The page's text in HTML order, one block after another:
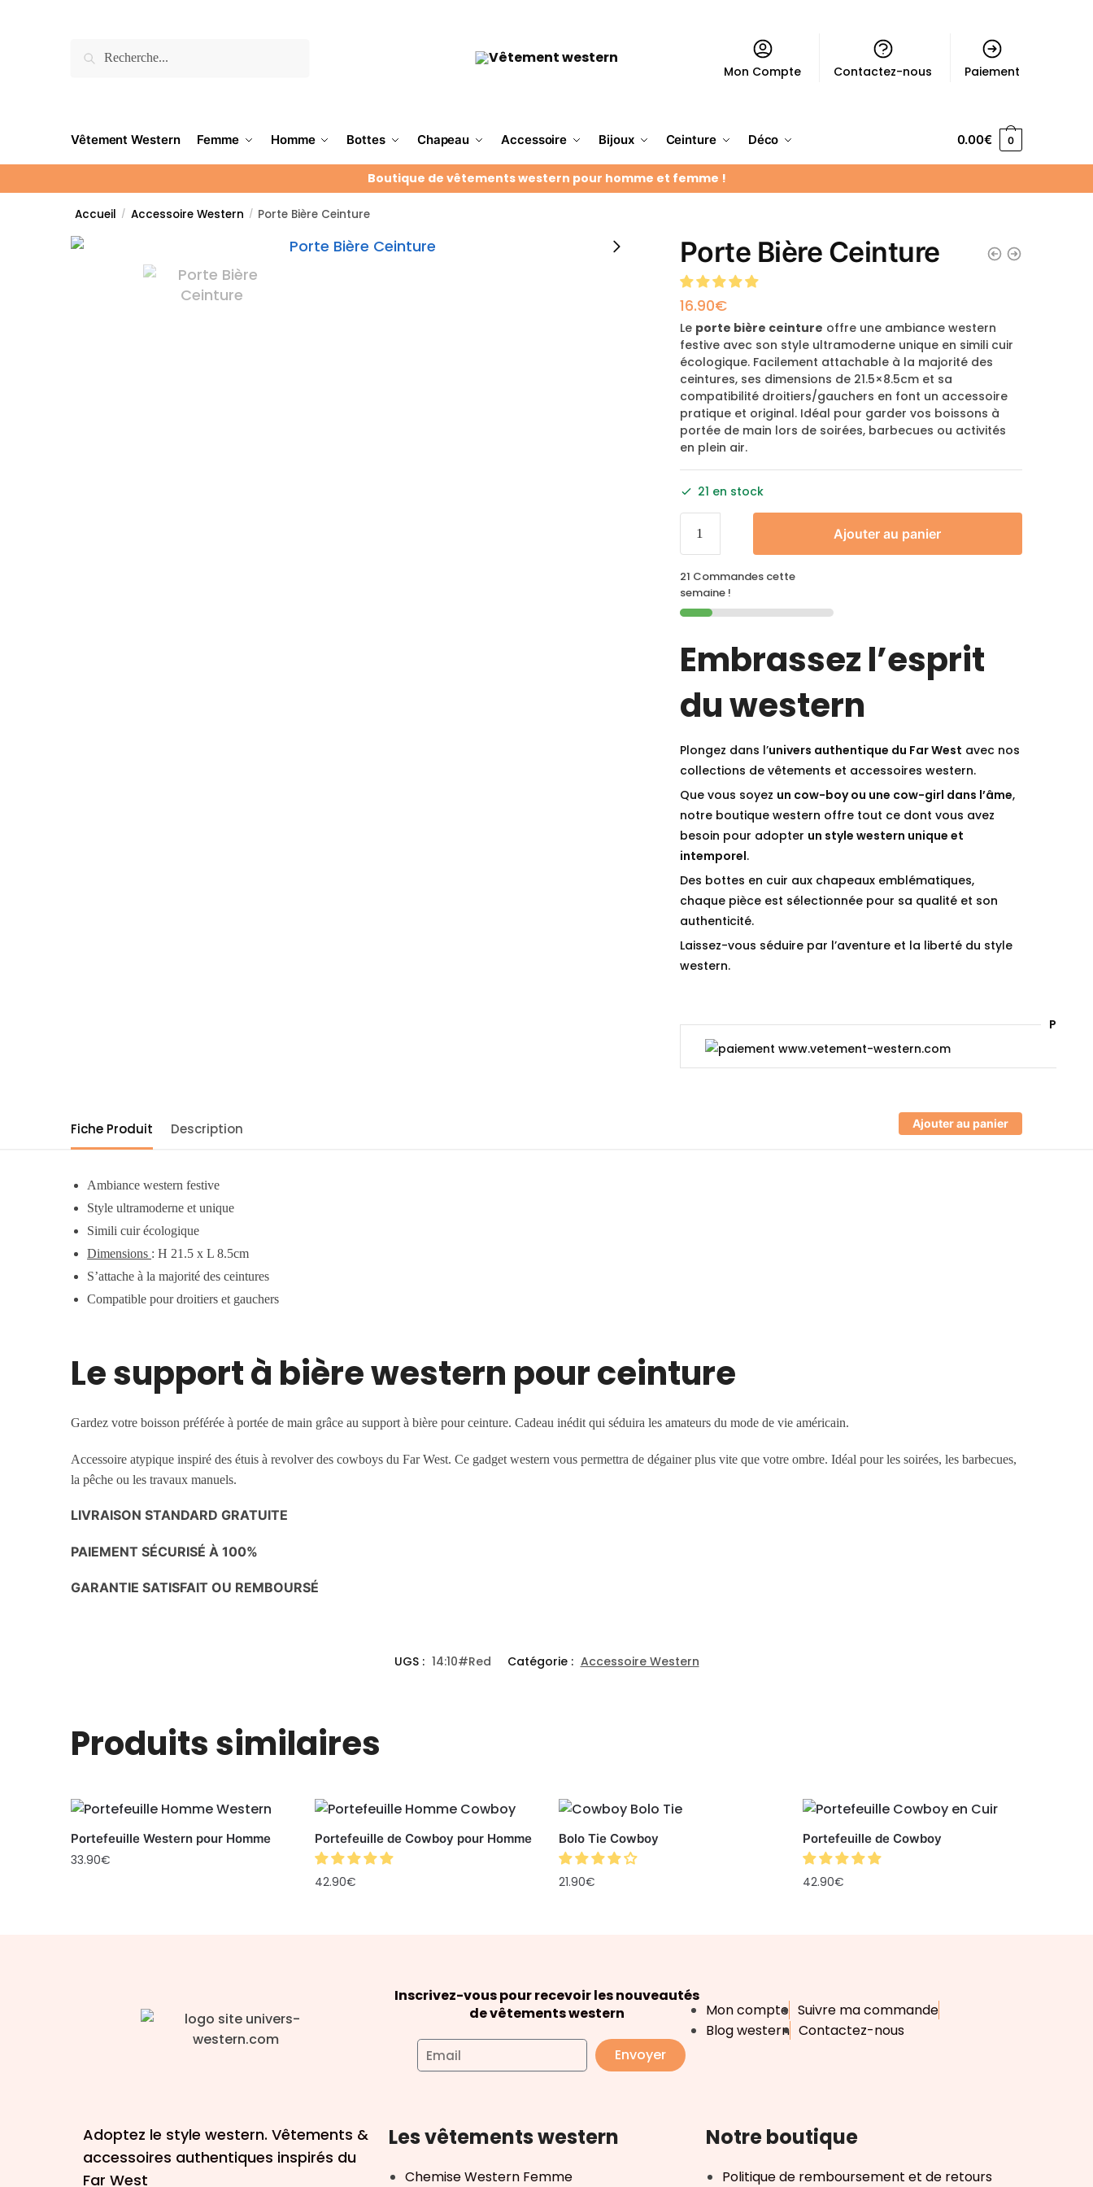
Mon Compte Contactez-nous Paiement
Vêtement Western Femme Homme Bottes Chapeau Accessoire Bijoux Ceinture Déco 0.00€ 0
Boutique de vêtements western pour homme et femme !
Accueil / Accessoire Western / Porte Bière Ceinture
Porte Bière Ceinture
16.90€
Le porte bière ceinture offre une ambiance western
festive avec son style ultramoderne unique en simili cuir
écologique. Facilement attachable à la majorité des
ceintures, ses dimensions de 21.5×8.5cm et sa
compatibilité droitiers/gauchers en font un accessoire
pratique et original. Idéal pour garder vos boissons à
portée de main lors de soirées, barbecues ou activités
en plein air.
21 en stock
Ajouter au panier
21 Commandes cette
semaine !
Embrassez l’esprit
du western
Plongez dans l’univers authentique du Far West avec nos
collections de vêtements et accessoires western.
Que vous soyez un cow-boy ou une cow-girl dans l’âme,
notre boutique western offre tout ce dont vous avez
besoin pour adopter un style western unique et
intemporel.
Des bottes en cuir aux chapeaux emblématiques,
chaque pièce est sélectionnée pour sa qualité et son
authenticité.
Laissez-vous séduire par l’aventure et la liberté du style
western.
Fiche Produit Description Ajouter au panier
Ambiance western festive
Style ultramoderne et unique
Simili cuir écologique
Dimensions : H 21.5 x L 8.5cm
S’attache à la majorité des ceintures
Compatible pour droitiers et gauchers
Le support à bière western pour ceinture
Gardez votre boisson préférée à portée de main grâce au support à bière pour ceinture. Cadeau inédit qui séduira les amateurs du mode de vie américain.
Accessoire atypique inspiré des étuis à revolver des cowboys du Far West. Ce gadget western vous permettra de dégainer plus vite que votre ombre. Idéal pour les soirées, les barbecues,
la pêche ou les travaux manuels.
LIVRAISON STANDARD GRATUITE
PAIEMENT SÉCURISÉ À 100%
GARANTIE SATISFAIT OU REMBOURSÉ
UGS : 14:10#Red Catégorie : Accessoire Western
Produits similaires
Portefeuille Western pour Homme
33.90€
Portefeuille de Cowboy pour Homme
42.90€
Bolo Tie Cowboy
21.90€
Portefeuille de Cowboy
42.90€
Inscrivez-vous pour recevoir les nouveautés
de vêtements western
Envoyer
Mon compte Suivre ma commande
Blog western Contactez-nous
Adoptez le style western. Vêtements &
accessoires authentiques inspirés du
Far West
Les vêtements western
Chemise Western Femme
Notre boutique
Politique de remboursement et de retours